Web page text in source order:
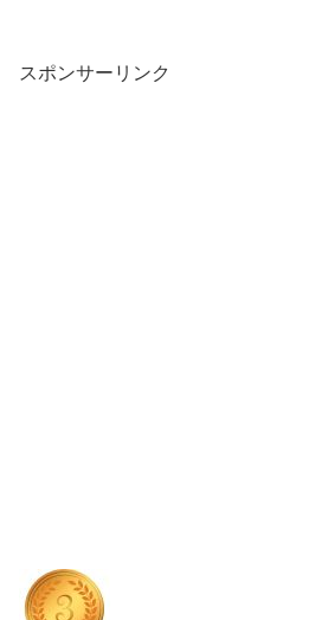
スポンサーリンク